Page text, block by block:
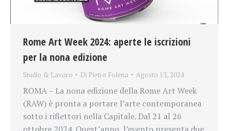
Rome Art Week 2024: aperte le iscrizioni
per la nona edizione
Studio & Lavoro Di Pietro Folena Agosto 13, 2024
ROMA – La nona edizione della Rome Art Week
(RAW) è pronta a portare l’arte contemporanea
sotto i riflettori nella Capitale. Dal 21 al 26